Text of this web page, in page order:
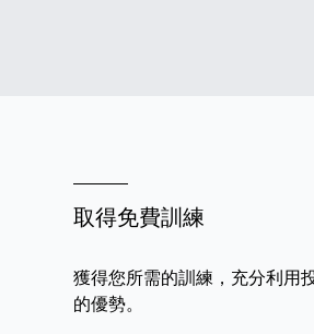
取得免費訓練
獲得您所需的訓練，充分利用
的優勢。